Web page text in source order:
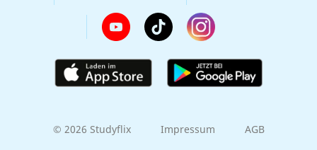
© 2026 Studyflix Impressum AGB